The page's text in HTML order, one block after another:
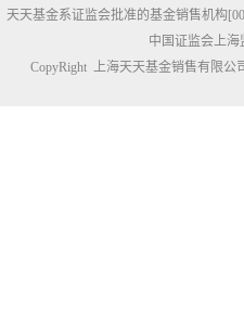
天天基金系证监会批准的基金销售机构
中国证监会上
CopyRight 上海天天基金销售有限